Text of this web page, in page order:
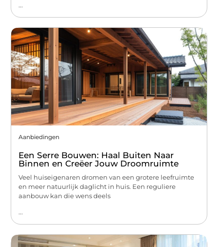
...
Aanbiedingen
Een Serre Bouwen: Haal Buiten Naar
Binnen en Creëer Jouw Droomruimte
Veel huiseigenaren dromen van een grotere leefruimte
en meer natuurlijk daglicht in huis. Een reguliere
aanbouw kan die wens deels
...